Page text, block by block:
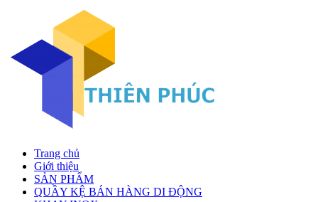
Trang chủ
Giới thiệu
SẢN PHẨM
QUẦY KỆ BÁN HÀNG DI ĐỘNG